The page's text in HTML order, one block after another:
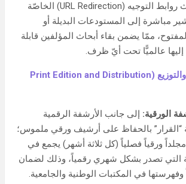
تلتزم الإدارة بتحديث روابط التوجيه (URL Redirection) الخاصّة
مباشرة إلى المستودعات البديلة أو
ممّا يضمن بقاء أبحاث المؤلفين قابلة
إليها عالميًّا تحت أيّ ظرف.
(
Print Edition and Distribution
إلى جانب الأرشفة الرقمية
“القرار” بالحفاظ على أرشيف ورقي ملموس؛
ورقياً فصلياً (كل ثلاثة أشهر) يجمع في
التي تصدر بشكل شهري رقمياً، وذلك لضمان
في المكتبات الوطنية والجامعية.